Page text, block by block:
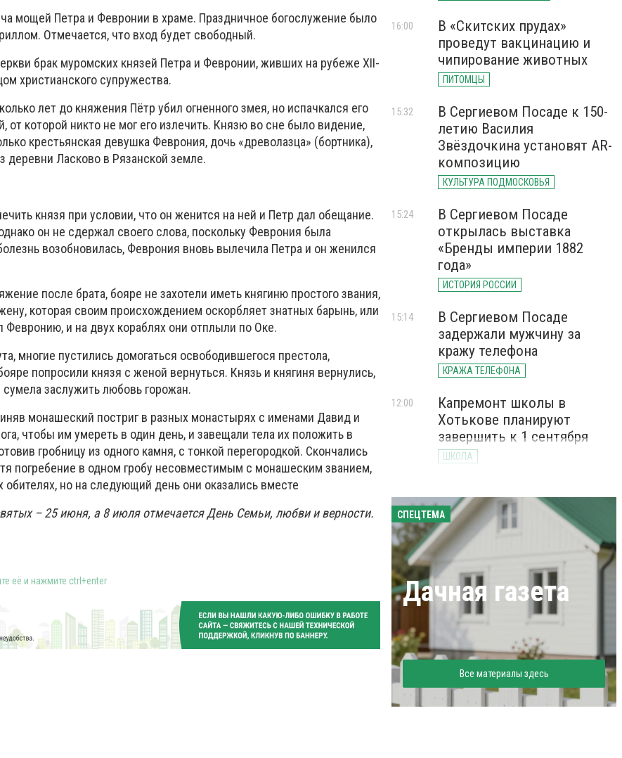
мощей Петра и Февронии в храме. Праздничное богослужение было
Отмечается, что вход будет свободный.
брак муромских князей Петра и Февронии, живших на рубеже XII-
христианского супружества.
лет до княжения Пётр убил огненного змея, но испачкался его
от которой никто не мог его излечить. Князю во сне было видение,
крестьянская девушка Феврония, дочь «древолазца» (бортника),
деревни Ласково в Рязанской земле.
князя при условии, что он женится на ней и Петр дал обещание.
он не сдержал своего слова, поскольку Феврония была
возобновилась, Феврония вновь вылечила Петра и он женился
после брата, бояре не захотели иметь княгиню простого звания,
которая своим происхождением оскорбляет знатных барынь, или
Февронию, и на двух кораблях они отплыли по Оке.
многие пустились домогаться освободившегося престола,
попросили князя с женой вернуться. Князь и княгиня вернулись,
заслужить любовь горожан.
монашеский постриг в разных монастырях с именами Давид и
чтобы им умереть в один день, и завещали тела их положить в
гробницу из одного камня, с тонкой перегородкой. Скончались
погребение в одном гробу несовместимым с монашеским званием,
обителях, но на следующий день они оказались вместе
– 25 июня, а 8 июля отмечается День Семьи, любви и верности.
её и нажмите ctrl+enter
В «Скитских прудах»
проведут вакцинацию и
чипирование животных
ПИТОМЦЫ
16:00
В Сергиевом Посаде к 150-
летию Василия
Звёздочкина установят AR-
композицию
КУЛЬТУРА ПОДМОСКОВЬЯ
15:32
В Сергиевом Посаде
открылась выставка
«Бренды империи 1882
года»
ИСТОРИЯ РОССИИ
15:24
В Сергиевом Посаде
задержали мужчину за
кражу телефона
КРАЖА ТЕЛЕФОНА
15:14
Капремонт школы в
Хотькове планируют
завершить к 1 сентября
ШКОЛА
12:00
СПЕЦТЕМА
Дачная газета
Все материалы здесь